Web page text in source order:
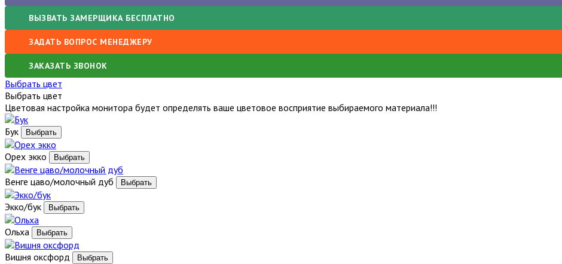
ВЫЗВАТЬ ЗАМЕРЩИКА БЕСПЛАТНО
ЗАДАТЬ ВОПРОС МЕНЕДЖЕРУ
ЗАКАЗАТЬ ЗВОНОК
Выбрать цвет
Выбрать цвет
Цветовая настройка монитора будет определять ваше цветовое восприятие выбираемого материала!!!
Бук
Орех экко
Венге цаво/молочный дуб
Экко/бук
Ольха
Вишня оксфорд